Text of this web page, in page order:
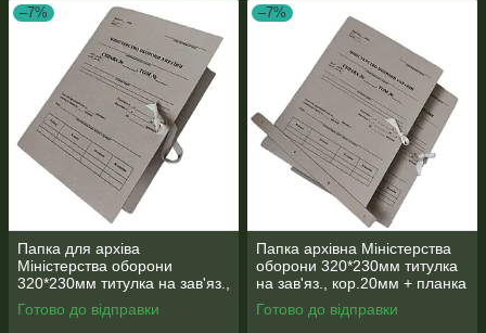
–7%
Папка для архіва
Міністерства оборони
320*230мм титулка на зав'яз.,
кор.30мм + планка для
підшивання документів
Готово до відправки
–7%
Папка архівна Міністерства
оборони 320*230мм титулка
на зав'яз., кор.20мм + планка
для підшивання документів
Готово до відправки